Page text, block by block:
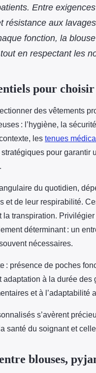
Entre
résistance aux
fonction, la
en respectant les
pour
des vêtements
: l’hygiène, la
les tenues
pour
du quotidien,
et de leur respirabilité.
la transpiration.
déterminant : un
nécessaires.
: présence de poches
adaptation à la durée
et à l’adaptabilité
s’avèrent
santé du soignant et
blouses,